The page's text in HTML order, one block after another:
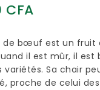
CFA
bœuf est un fruit
il est mûr, il est
variétés. Sa chair
proche de celui